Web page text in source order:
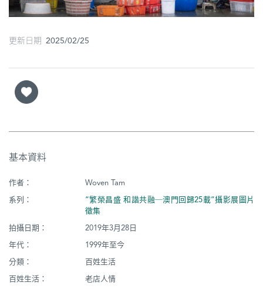
巴
更新日期 2025/02/25
基本資料
作者：
Woven Tam
系列：
“繁榮昌盛 和諧共融─澳門回歸25載”攝影展圖片
徵集
拍攝日期：
2019年3月28日
年代：
1999年至今
分類：
百姓生活
百姓生活：
老店人情